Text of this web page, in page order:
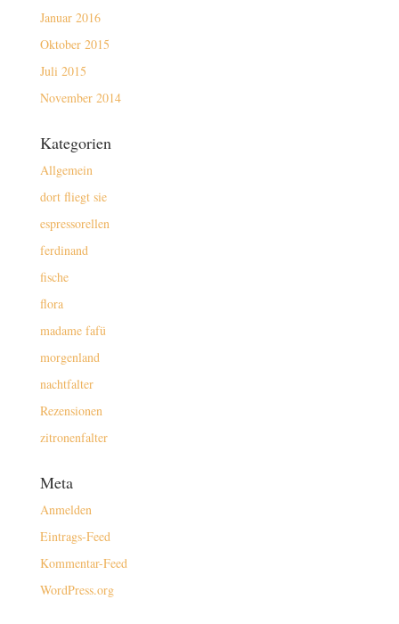
Januar 2016
Oktober 2015
Juli 2015
November 2014
Kategorien
Allgemein
dort fliegt sie
espressorellen
ferdinand
fische
flora
madame fafü
morgenland
nachtfalter
Rezensionen
zitronenfalter
Meta
Anmelden
Eintrags-Feed
Kommentar-Feed
WordPress.org